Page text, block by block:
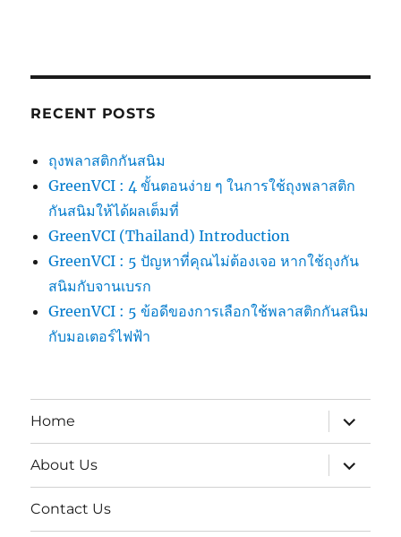
RECENT POSTS
ถุงพลาสติกกันสนิม
GreenVCI : 4 ขั้นตอนง่าย ๆ ในการใช้ถุงพลาสติก
กันสนิมให้ได้ผลเต็มที่
GreenVCI (Thailand) Introduction
GreenVCI : 5 ปัญหาที่คุณไม่ต้องเจอ หากใช้ถุงกัน
สนิมกับจานเบรก
GreenVCI : 5 ข้อดีของการเลือกใช้พลาสติกกันสนิม
กับมอเตอร์ไฟฟ้า
Home
expand
child
menu
About Us
expand
child
menu
Contact Us